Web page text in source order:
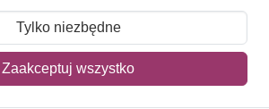
Tylko niezbędne
Zaakceptuj wszystko